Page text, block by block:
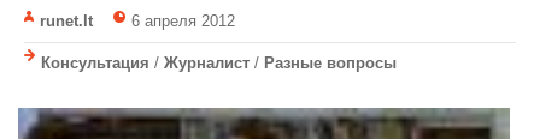
runet.lt 6 апреля 2012
Консультация / Журналист / Разные вопросы